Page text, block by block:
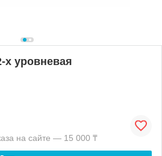
х уровневая
на сайте — 15 000 ₸